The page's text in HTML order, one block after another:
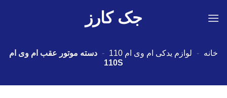
جک کارز
خانه - لوازم یدکی ام وی ام 110 - دسته موتور عقب ام وی ام
110S